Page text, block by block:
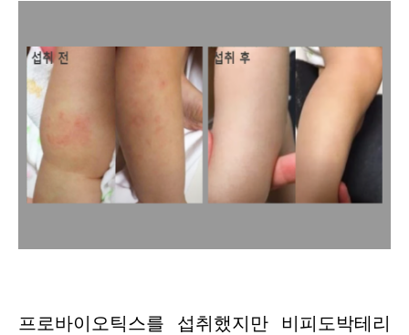
프로바이오틱스를 섭취했지만 비피도박테리